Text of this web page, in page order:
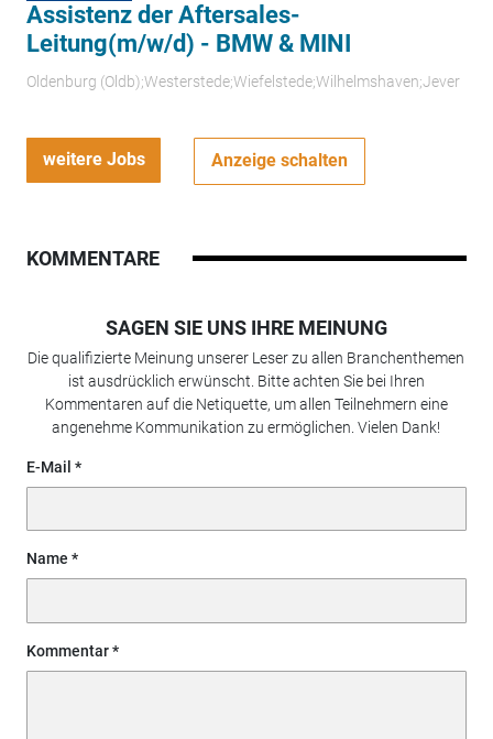
Assistenz der Aftersales-
Leitung(m/w/d) - BMW & MINI
Oldenburg (Oldb);Westerstede;Wiefelstede;Wilhelmshaven;Jever
weitere Jobs Anzeige schalten
KOMMENTARE
SAGEN SIE UNS IHRE MEINUNG
Die qualifizierte Meinung unserer Leser zu allen Branchenthemen
ist ausdrücklich erwünscht. Bitte achten Sie bei Ihren
Kommentaren auf die Netiquette, um allen Teilnehmern eine
angenehme Kommunikation zu ermöglichen. Vielen Dank!
E-Mail
Name
Kommentar